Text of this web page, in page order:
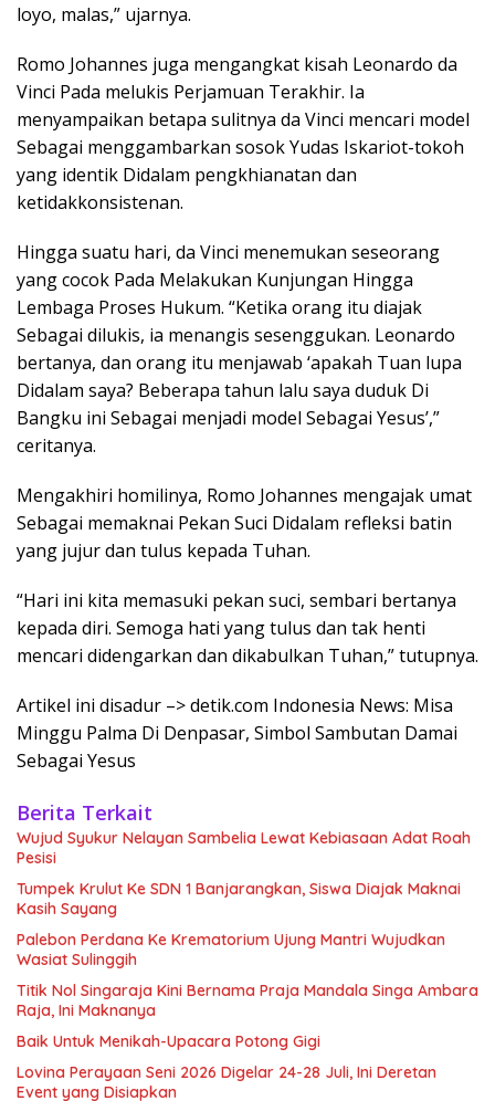
loyo, malas,” ujarnya.
Romo Johannes juga mengangkat kisah Leonardo da
Vinci Pada melukis Perjamuan Terakhir. Ia
menyampaikan betapa sulitnya da Vinci mencari model
Sebagai menggambarkan sosok Yudas Iskariot-tokoh
yang identik Didalam pengkhianatan dan
ketidakkonsistenan.
Hingga suatu hari, da Vinci menemukan seseorang
yang cocok Pada Melakukan Kunjungan Hingga
Lembaga Proses Hukum. “Ketika orang itu diajak
Sebagai dilukis, ia menangis sesenggukan. Leonardo
bertanya, dan orang itu menjawab ‘apakah Tuan lupa
Didalam saya? Beberapa tahun lalu saya duduk Di
Bangku ini Sebagai menjadi model Sebagai Yesus’,”
ceritanya.
Mengakhiri homilinya, Romo Johannes mengajak umat
Sebagai memaknai Pekan Suci Didalam refleksi batin
yang jujur dan tulus kepada Tuhan.
“Hari ini kita memasuki pekan suci, sembari bertanya
kepada diri. Semoga hati yang tulus dan tak henti
mencari didengarkan dan dikabulkan Tuhan,” tutupnya.
Artikel ini disadur –> detik.com Indonesia News: Misa
Minggu Palma Di Denpasar, Simbol Sambutan Damai
Sebagai Yesus
Berita Terkait
Wujud Syukur Nelayan Sambelia Lewat Kebiasaan Adat Roah
Pesisi
Tumpek Krulut Ke SDN 1 Banjarangkan, Siswa Diajak Maknai
Kasih Sayang
Palebon Perdana Ke Krematorium Ujung Mantri Wujudkan
Wasiat Sulinggih
Titik Nol Singaraja Kini Bernama Praja Mandala Singa Ambara
Raja, Ini Maknanya
Baik Untuk Menikah-Upacara Potong Gigi
Lovina Perayaan Seni 2026 Digelar 24-28 Juli, Ini Deretan
Event yang Disiapkan